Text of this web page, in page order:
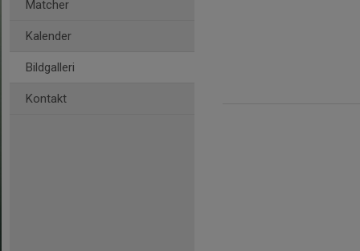
Matcher
Kalender
Bildgalleri
Kontakt